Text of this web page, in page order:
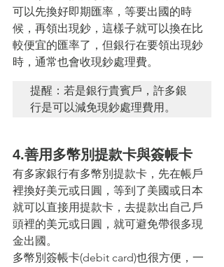
可以先換好即期匯率，等要出國的時
候，再領出現鈔，這樣子就可以換在比
較便宜的匯率了，但銀行在要領出現鈔
時，通常也會收現鈔處理費。
提醒：若是銀行貴賓戶，許多銀
行是可以減免現鈔處理費用。
4.善用多幣別提款卡與簽帳卡
有多家銀行有多幣別提款卡，先在帳戶
裡換好美元或日圓，等到了美國或日本
就可以直接用提款卡，去提款出自己戶
頭裡的美元或日圓，就可避免帶很多現
金出國。
多幣別簽帳卡(debit card)也很方便，一